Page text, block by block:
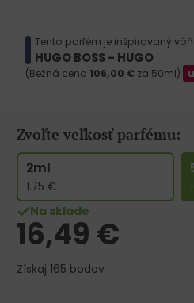
Tento parfém je inšpirovaný
HUGO BOSS - HUGO
(Bežná cena 106,00 € za 50ml)
Zvoľte veľkosť parfému:
2ml
1.75 €
Na sklade
16,49 €
Získaj 165 bodov